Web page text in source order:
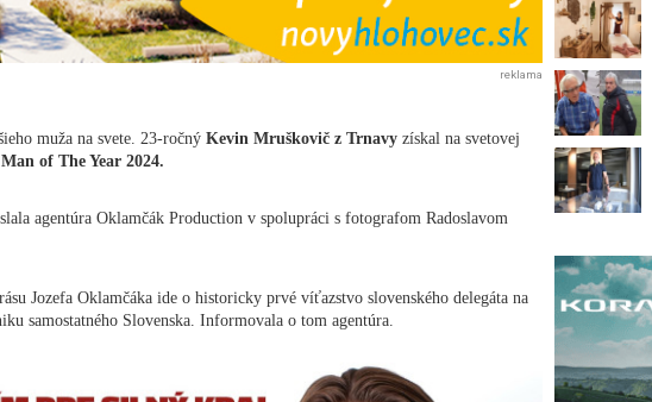
reklama
muža na svete. 23-ročný Kevin Mruškovič z Trnavy získal na svetovej
Man of The Year 2024.
agentúra Oklamčák Production v spolupráci s fotografom Radoslavom
Jozefa Oklamčáka ide o historicky prvé víťazstvo slovenského delegáta na
samostatného Slovenska. Informovala o tom agentúra.